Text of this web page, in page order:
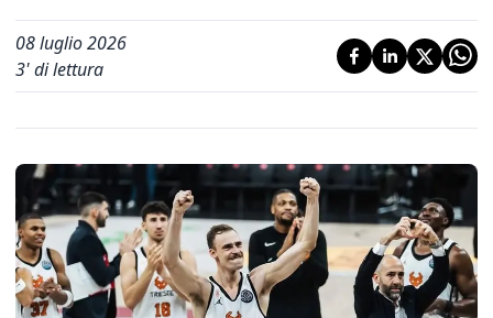
08 luglio 2026
3' di lettura